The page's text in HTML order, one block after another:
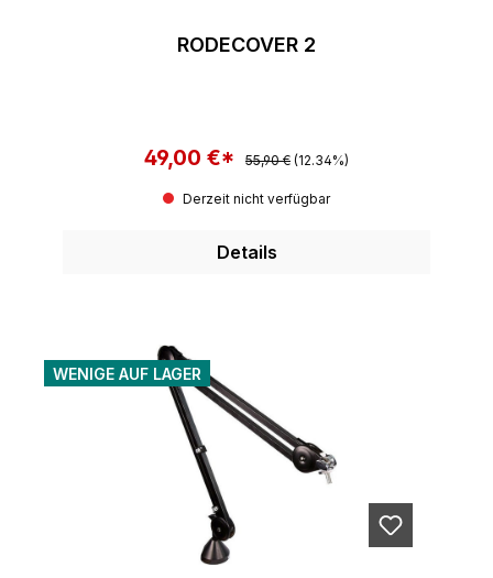
RODECOVER 2
Verkaufspreis:
49,00 €* Regulärer Preis:
55,90 € (12.34%)
Derzeit nicht verfügbar
Details
WENIGE AUF LAGER